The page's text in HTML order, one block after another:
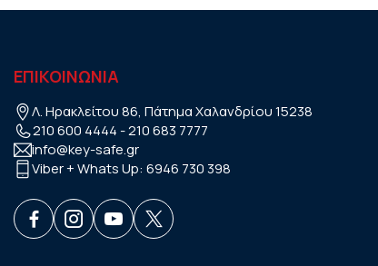
ΕΠΙΚΟΙΝΩΝΙΑ
Λ. Ηρακλείτου 86, Πάτημα Χαλανδρίου 15238
210 600 4444 -210 683 7777
info@key-safe.gr
Viber + Whats Up: 6946 730 398